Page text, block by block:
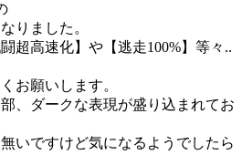
りました。
超高速化】や【逃走100%】等々..
お願いします。
、ダークな表現が盛り込まれてお
いですけど気になるようでしたら